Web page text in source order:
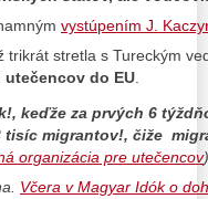
vystúpením J.
stretla s Tureckým
do EU
keďže za prvých 6
tisíc migrantov!, čiže
organizácia pre utečencov
Včera v Magyar Idók o